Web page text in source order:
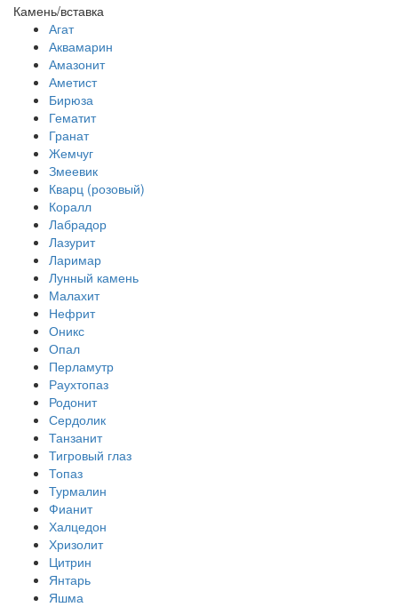
Камень/вставка
Агат
Аквамарин
Амазонит
Аметист
Бирюза
Гематит
Гранат
Жемчуг
Змеевик
Кварц (розовый)
Коралл
Лабрадор
Лазурит
Ларимар
Лунный камень
Малахит
Нефрит
Оникс
Опал
Перламутр
Раухтопаз
Родонит
Сердолик
Танзанит
Тигровый глаз
Топаз
Турмалин
Фианит
Халцедон
Хризолит
Цитрин
Янтарь
Яшма